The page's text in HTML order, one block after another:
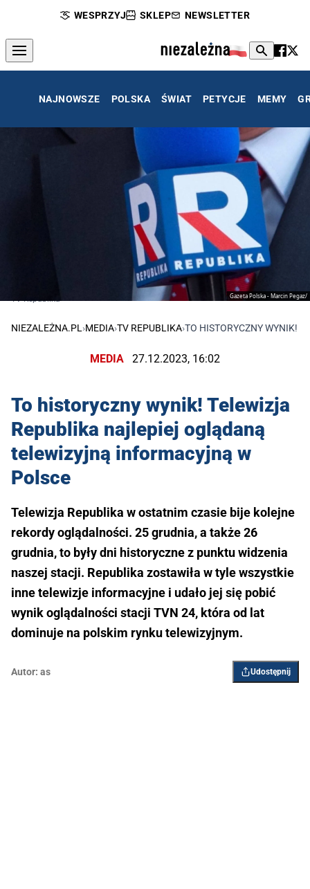
WESPRZYJ SKLEP NEWSLETTER
NAJNOWSZE POLSKA ŚWIAT PETYCJE MEMY
Gazeta Polska - Marcin Pegaz/
TV Republika
NIEZALEŻNA.PL ›MEDIA›TV REPUBLIKA›TO HISTORYCZNY WYNIK!
MEDIA 27.12.2023, 16:02
To historyczny wynik! Telewizja
Republika najlepiej oglądaną
telewizyjną informacyjną w
Polsce
Telewizja Republika w ostatnim czasie bije kolejne
rekordy oglądalności. 25 grudnia, a także 26
grudnia, to były dni historyczne z punktu widzenia
naszej stacji. Republika zostawiła w tyle wszystkie
inne telewizje informacyjne i udało jej się pobić
wynik oglądalności stacji TVN 24, która od lat
dominuje na polskim rynku telewizyjnym.
Autor: as Udostępnij